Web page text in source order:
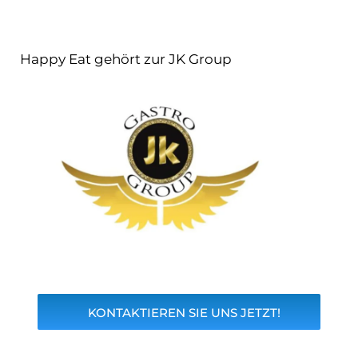
Happy Eat gehört zur JK Group
KONTAKTIEREN SIE UNS JETZT!